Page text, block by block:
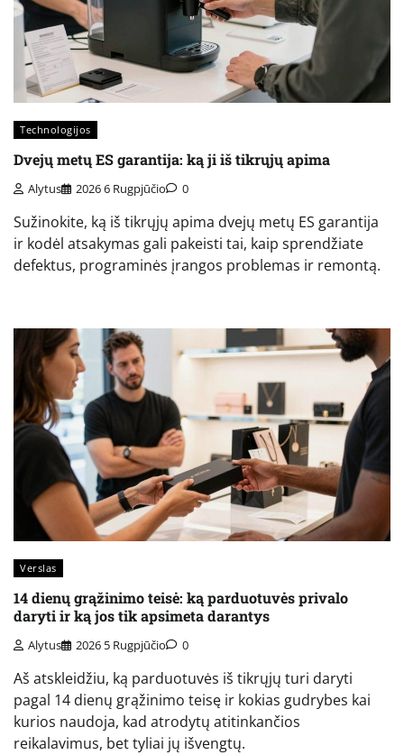
Technologijos
Dvejų metų ES garantija: ką ji iš tikrųjų apima
Alytus 2026 6 Rugpjūčio 0
Sužinokite, ką iš tikrųjų apima dvejų metų ES garantija
ir kodėl atsakymas gali pakeisti tai, kaip sprendžiate
defektus, programinės įrangos problemas ir remontą.
Verslas
14 dienų grąžinimo teisė: ką parduotuvės privalo
daryti ir ką jos tik apsimeta darantys
Alytus 2026 5 Rugpjūčio 0
Aš atskleidžiu, ką parduotuvės iš tikrųjų turi daryti
pagal 14 dienų grąžinimo teisę ir kokias gudrybes kai
kurios naudoja, kad atrodytų atitinkančios
reikalavimus, bet tyliai jų išvengtų.